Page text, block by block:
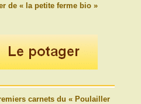
de « la petite ferme bio »
carnets du « Poulailler